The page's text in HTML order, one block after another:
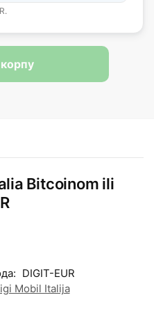
Bitcoinom ili
DIGIT-EUR
Mobil Italija